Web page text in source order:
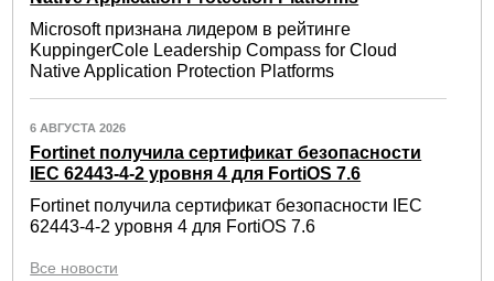
Microsoft признана лидером в рейтинге
KuppingerCole Leadership Compass for Cloud
Native Application Protection Platforms
6 АВГУСТА 2026
Fortinet получила сертификат безопасности
IEC 62443-4-2 уровня 4 для FortiOS 7.6
Fortinet получила сертификат безопасности IEC
62443-4-2 уровня 4 для FortiOS 7.6
Все новости